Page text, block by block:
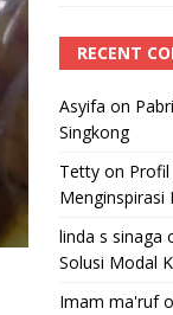
RECENT
Asyifa on
Singkong
Tettyon
Menginspirasi
linda s sinaga
Solusi Modal
Imam ma'ruf